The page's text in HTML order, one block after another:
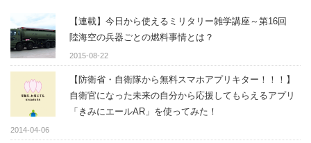
【連載】今日から使えるミリタリー雑学講座～第16回
陸海空の兵器ごとの燃料事情とは？
2015-08-22
【防衛省・自衛隊から無料スマホアプリキター！！！】
自衛官になった未来の自分から応援してもらえるアプリ
「きみにエールAR」を使ってみた！
2014-04-06